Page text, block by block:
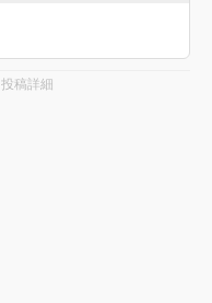
投稿詳細